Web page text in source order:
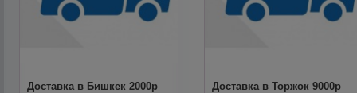
Доставка в Бишкек 2000р Доставка в Торжок 9000р